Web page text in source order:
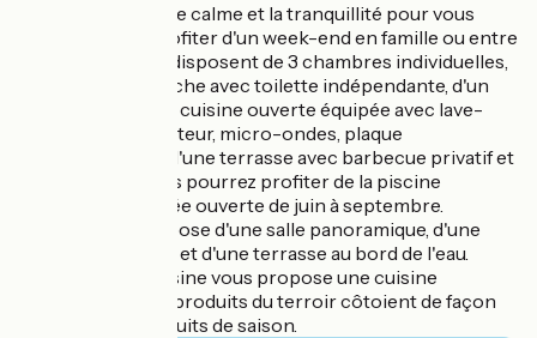
Vous y trouverez le calme et la tranquillité pour vous
ressourcer ou profiter d'un week-end en famille ou entre
amis. Les chalets disposent de 3 chambres individuelles,
d'une salle de douche avec toilette indépendante, d'un
large séjour, d'une cuisine ouverte équipée avec lave-
vaisselle, réfrigérateur, micro-ondes, plaque
vitrocéramique..., d'une terrasse avec barbecue privatif et
vue sur le lac. Vous pourrez profiter de la piscine
extérieure chauffée ouverte de juin à septembre.
Le restaurant dispose d'une salle panoramique, d'une
salle de réception et d'une terrasse au bord de l'eau.
Notre chef de cuisine vous propose une cuisine
généreuse où les produits du terroir côtoient de façon
inventive les produits de saison.